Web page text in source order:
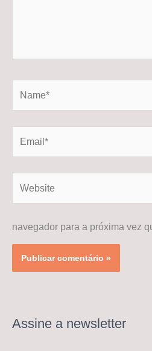
navegador para a próxima vez
Assine a newsletter